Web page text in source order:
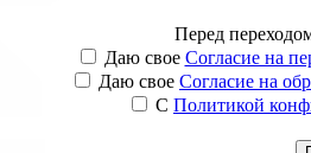
Наши менеджеры
Мы свяжемся с вами в
Перед
Даю свое Согласие на
Даю свое Согласие на
С Политикой